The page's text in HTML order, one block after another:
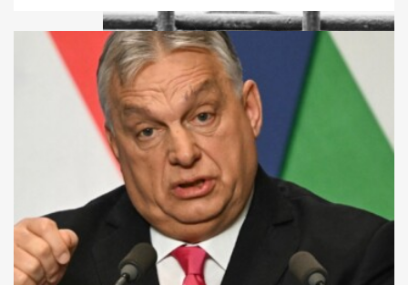
Megszökött a több száz állatot
brutálisan megkínzó nő